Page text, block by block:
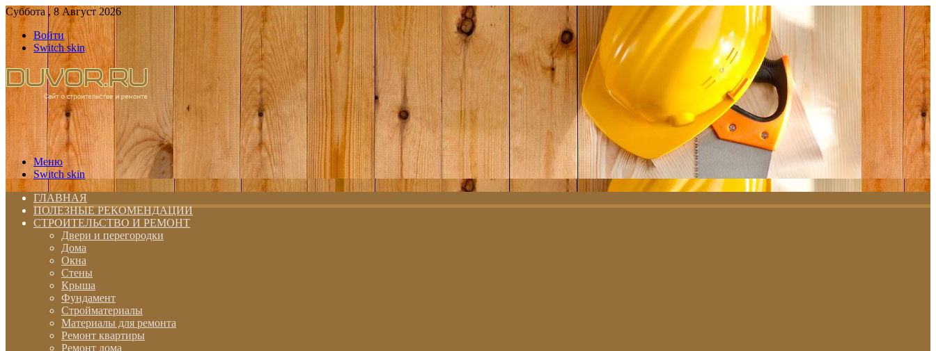
Суббота , 8 Август 2026
Войти
Switch skin
Меню
Switch skin
ГЛАВНАЯ
ПОЛЕЗНЫЕ РЕКОМЕНДАЦИИ
СТРОИТЕЛЬСТВО И РЕМОНТ
Двери и перегородки
Дома
Окна
Стены
Крыша
Фундамент
Стройматериалы
Материалы для ремонта
Ремонт квартиры
Ремонт дома